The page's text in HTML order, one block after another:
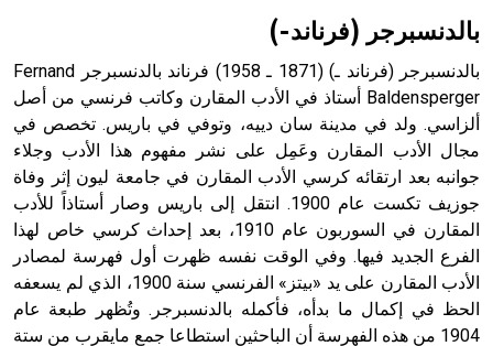
حيث تقتصر القيمة الصوتية للعلامة الك
بالدنسبرجر (فرناند-)
بالدنسبرجر (فرناند ـ) (1871 ـ 1958) فرناند بالدنسبرجر Fernand
Baldensperger أستاذ في الأدب المقارن وكاتب فرنسي من أصل
ألزاسي. ولد في مدينة سان دييه، وتوفي في باريس. تخصص في
مجال الأدب المقارن وعَمِل على نشر مفهوم هذا الأدب وجلاء
جوانبه بعد ارتقائه كرسي الأدب المقارن في جامعة ليون إثر وفاة
جوزيف تكست عام 1900. انتقل إلى باريس وصار أستاذاً للأدب
المقارن في السوربون عام 1910، بعد إحداث كرسي خاص لهذا
الفرع الجديد فيها. وفي الوقت نفسه ظهرت أول فهرسة لمصادر
الأدب المقارن على يد «بيتز» الفرنسي سنة 1900، الذي لم يسعفه
الحظ في إكمال ما بدأه، فأكمله بالدنسبرجر. وتُظهر طبعة عام
1904 من هذه الفهرسة أن الباحثين استطاعا جمع مايقرب من ستة